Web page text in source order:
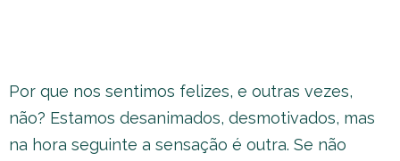
Por que nos sentimos felizes, e outras vezes,
não? Estamos desanimados, desmotivados, mas
na hora seguinte a sensação é outra. Se não